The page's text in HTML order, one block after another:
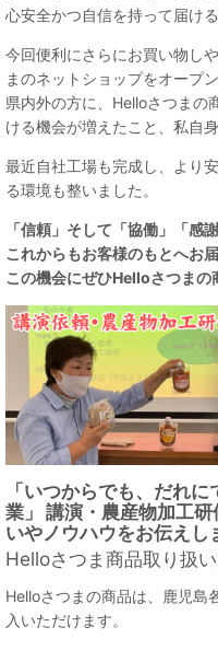
心安全かつ自信を持って届け
今回便利にさらにお買い物し
まのネットショップをオープ
県内外の方に、Helloさつまの
ける機会が増えたこと、私自
最近自社工場も完成し、より
る環境も整いました。
「信頼」そして「協働」「感
これからもお客様のもとへお
この機会にぜひHelloさつまの
「いつからでも、だれ
業」 講演・農産物加工研
いやノウハウをお伝えし
Helloさつま商品取り扱
Helloさつまの商品は、鹿児島
入いただけます。